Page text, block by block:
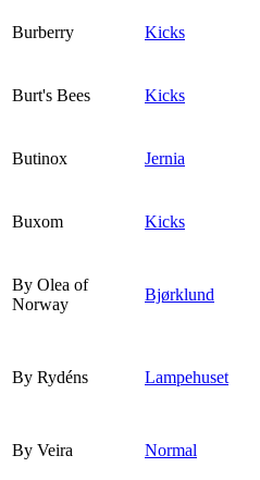
Burberry Kicks
Burt's Bees Kicks
Butinox Jernia
Buxom Kicks
By Olea of
Norway
Bjørklund
By Rydéns Lampehuset
By Veira Normal